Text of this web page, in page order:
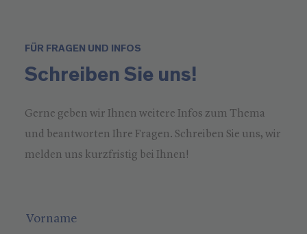
FÜR FRAGEN UND INFOS
Schreiben Sie uns!
Gerne geben wir Ihnen weitere Infos zum Thema
und beantworten Ihre Fragen. Schreiben Sie uns, wir
melden uns kurzfristig bei Ihnen!